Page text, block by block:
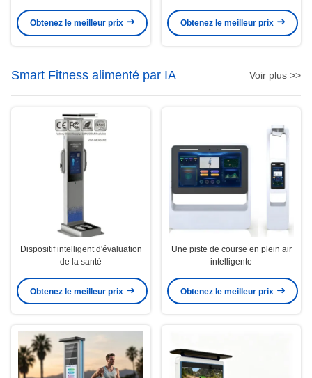
Obtenez le meilleur prix Obtenez le meilleur prix
Smart Fitness alimenté par IA Voir plus >>
Dispositif intelligent d'évaluation
de la santé
Obtenez le meilleur prix
Une piste de course en plein air
intelligente
Obtenez le meilleur prix